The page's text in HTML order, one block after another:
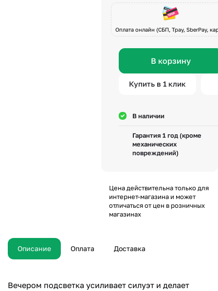
Оплата онлайн (СБП, Tpay, SberPay,
В корзину
Купить в 1 клик
В наличии
Гарантия 1 год (кроме
механических
повреждений)
Цена действительна только для
интернет-магазина и может
отличаться от цен в розничных
магазинах
Описание Оплата Доставка
Вечером подсветка усиливает силуэт и делает